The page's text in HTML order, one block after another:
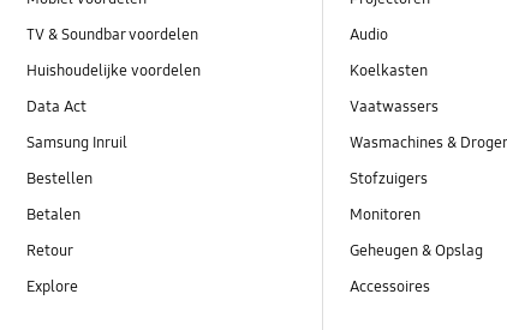
TV & Soundbar voordelen
Huishoudelijke voordelen
Data Act
Samsung Inruil
Bestellen
Betalen
Retour
Explore
Audio
Koelkasten
Vaatwassers
Wasmachines &
Stofzuigers
Monitoren
Geheugen & Opslag
Accessoires